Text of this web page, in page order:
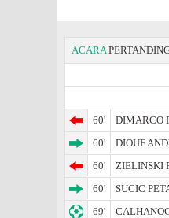
ACARA
60'
DIMARCO
60'
DIOUF
60'
ZIELINSKI
60'
SUCIC
69'